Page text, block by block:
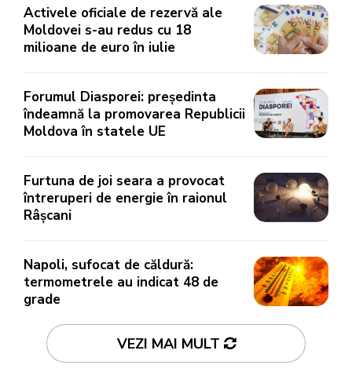
Activele oficiale de rezervă ale
Moldovei s-au redus cu 18
milioane de euro în iulie
Forumul Diasporei: președinta
îndeamnă la promovarea Republicii
Moldova în statele UE
Furtuna de joi seara a provocat
întreruperi de energie în raionul
Râșcani
Napoli, sufocat de căldură:
termometrele au indicat 48 de
grade
VEZI MAI MULT